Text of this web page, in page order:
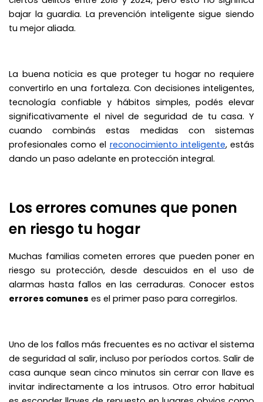
bajar la guardia. La prevención inteligente sigue siendo
tu mejor aliada.
La buena noticia es que proteger tu hogar no requiere
convertirlo en una fortaleza. Con decisiones inteligentes,
tecnología confiable y hábitos simples, podés elevar
significativamente el nivel de seguridad de tu casa. Y
cuando combinás estas medidas con sistemas
profesionales como el reconocimiento inteligente, estás
dando un paso adelante en protección integral.
Los errores comunes que ponen
en riesgo tu hogar
Muchas familias cometen errores que pueden poner en
riesgo su protección, desde descuidos en el uso de
alarmas hasta fallos en las cerraduras. Conocer estos
errores comunes es el primer paso para corregirlos.
Uno de los fallos más frecuentes es no activar el sistema
de seguridad al salir, incluso por períodos cortos. Salir de
casa aunque sean cinco minutos sin cerrar con llave es
invitar indirectamente a los intrusos. Otro error habitual